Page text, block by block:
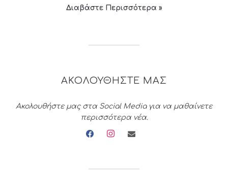
Διαβάστε Περισσότερα »
ΑΚΟΛΟΥΘΗΣΤΕ ΜΑΣ
Ακολουθήστε μας στα Social Media για να μαθαίνετε
περισσότερα νέα.
facebookinstagramenvelope